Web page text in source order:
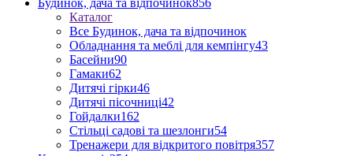
Будинок, дача та відпочинок856
Каталог
Все Будинок, дача та відпочинок
Обладнання та меблі для кемпінгу43
Басейни90
Гамаки62
Дитячі гірки46
Дитячі пісочниці42
Гойдалки162
Стільці садові та шезлонги54
Тренажери для відкритого повітря357